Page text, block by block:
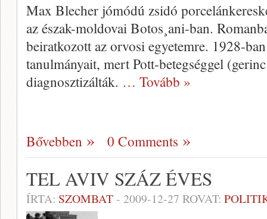
Max Blecher jómódú zsidó
az észak-moldovai Botos¸ani-ban.
beiratkozott az orvosi egyetemre. 1928-
tanulmányait, mert Pott-betegséggel
diagnosztizálták. … Tovább »
Bővebben 0 Comments
TEL AVIV SZÁZ ÉVES
ÍRTA: SZOMBAT- 2009-12-27 ROVAT: